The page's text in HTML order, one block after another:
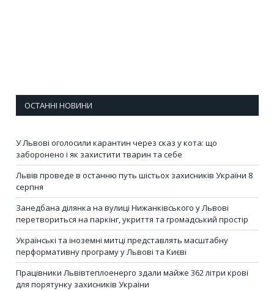
ОСТАННІ НОВИНИ
У Львові оголосили карантин через сказ у кота: що
заборонено і як захистити тварин та себе
Львів проведе в останню путь шістьох захисників України 8
серпня
Занедбана ділянка на вулиці Нижанківського у Львові
перетвориться на паркінг, укриття та громадський простір
Українські та іноземні митці представлять масштабну
перформативну програму у Львові та Києві
Працівники Львівтеплоенерго здали майже 362 літри крові
для порятунку захисників України